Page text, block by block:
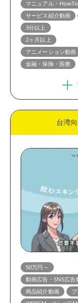
マニュアル・
サービス紹介動画
3分以上
2ヶ月以上
アニメーション動画
金融・保険・医療
台湾
50万円～
動画広告・SNS広告
商品紹介動画